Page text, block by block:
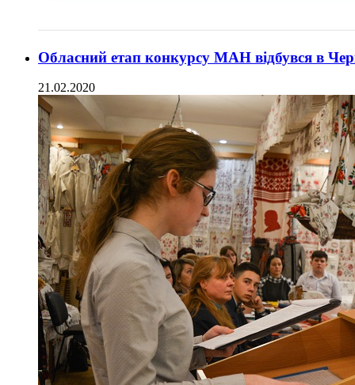
Обласний етап конкурсу МАН відбувся в
21.02.2020